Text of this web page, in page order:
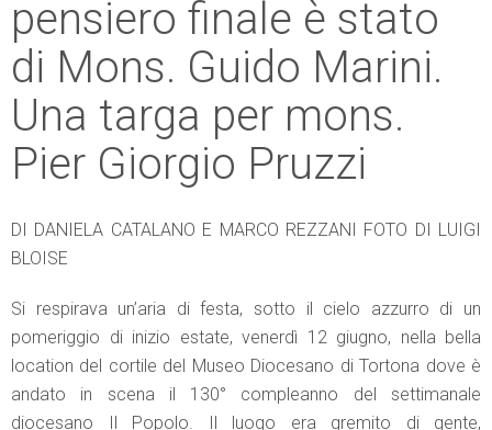
pensiero finale è stato
di Mons. Guido Marini.
Una targa per mons.
Pier Giorgio Pruzzi
DI DANIELA CATALANO E MARCO REZZANI FOTO DI LUIGI
BLOISE
Si respirava un’aria di festa, sotto il cielo azzurro di un
pomeriggio di inizio estate, venerdì 12 giugno, nella bella
location del cortile del Museo Diocesano di Tortona dove è
andato in scena il 130° compleanno del settimanale
diocesano Il Popolo. Il luogo era gremito di gente,